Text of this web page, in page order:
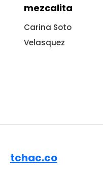
Josselin Marie
Facile
tchac.co